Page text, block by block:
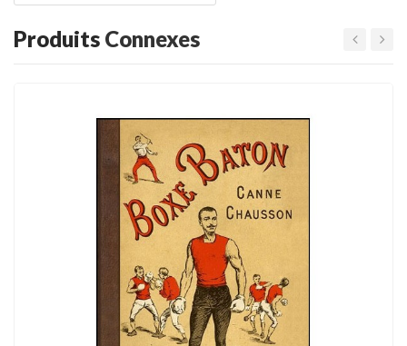
Produits Connexes